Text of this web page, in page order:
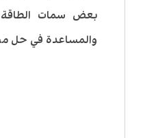
بعض سمات الطاقة
والمساعدة في حل